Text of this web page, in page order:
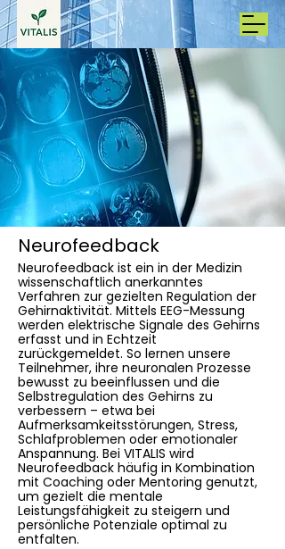
Neurofeedback
Neurofeedback ist ein in der Medizin
wissenschaftlich anerkanntes
Verfahren zur gezielten Regulation der
Gehirnaktivität. Mittels EEG-Messung
werden elektrische Signale des Gehirns
erfasst und in Echtzeit
zurückgemeldet. So lernen unsere
Teilnehmer, ihre neuronalen Prozesse
bewusst zu beeinflussen und die
Selbstregulation des Gehirns zu
verbessern – etwa bei
Aufmerksamkeitsstörungen, Stress,
Schlafproblemen oder emotionaler
Anspannung. Bei VITALIS wird
Neurofeedback häufig in Kombination
mit Coaching oder Mentoring genutzt,
um gezielt die mentale
Leistungsfähigkeit zu steigern und
persönliche Potenziale optimal zu
entfalten.